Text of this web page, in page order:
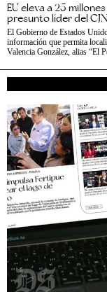
EU eleva a 25
presunto líder del
El Gobierno de Estados
información que permita
Valencia González, alias “El